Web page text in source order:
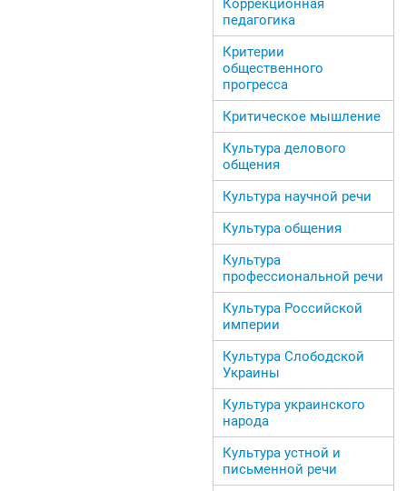
Коррекционная
педагогика
Критерии
общественного
прогресса
Критическое мышление
Культура делового
общения
Культура научной речи
Культура общения
Культура
профессиональной речи
Культура Российской
империи
Культура Слободской
Украины
Культура украинского
народа
Культура устной и
письменной речи